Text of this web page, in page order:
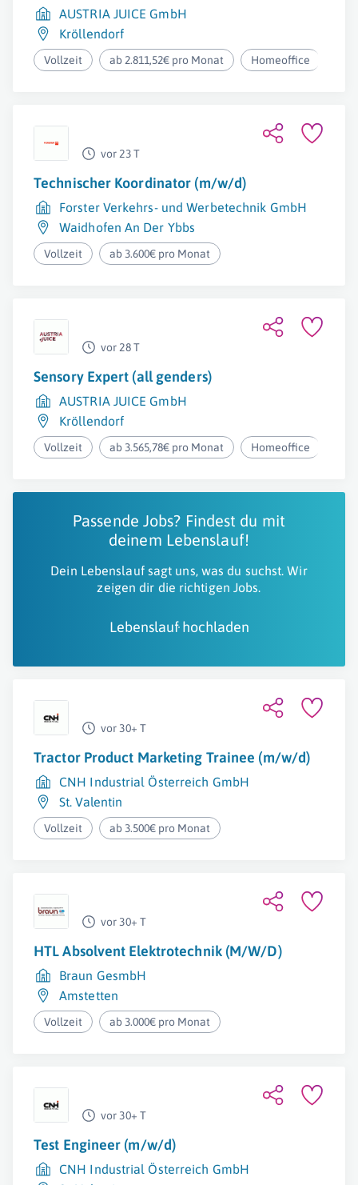
AUSTRIA JUICE GmbH
Kröllendorf
Vollzeit ab 2.811,52€ pro Monat Homeoffice
vor 23 T
Technischer Koordinator (m/w/d)
Forster Verkehrs- und Werbetechnik GmbH
Waidhofen An Der Ybbs
Vollzeit ab 3.600€ pro Monat
vor 28 T
Sensory Expert (all genders)
AUSTRIA JUICE GmbH
Kröllendorf
Vollzeit ab 3.565,78€ pro Monat Homeoffice
Passende Jobs? Findest du mit
deinem Lebenslauf!
Dein Lebenslauf sagt uns, was du suchst. Wir
zeigen dir die richtigen Jobs.
Lebenslauf hochladen
vor 30+ T
Tractor Product Marketing Trainee (m/w/d)
CNH Industrial Österreich GmbH
St. Valentin
Vollzeit ab 3.500€ pro Monat
vor 30+ T
HTL Absolvent Elektrotechnik (M/W/D)
Braun GesmbH
Amstetten
Vollzeit ab 3.000€ pro Monat
vor 30+ T
Test Engineer (m/w/d)
CNH Industrial Österreich GmbH